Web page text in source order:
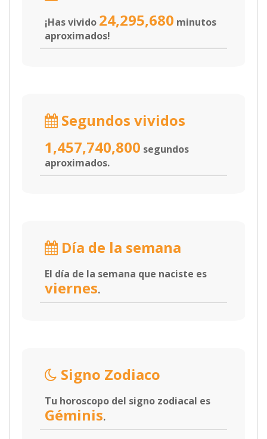
¡Has vivido 24,295,680 minutos
aproximados!
Segundos vividos
1,457,740,800 segundos
aproximados.
Día de la semana
El día de la semana que naciste es
viernes.
Signo Zodiaco
Tu horoscopo del signo zodiacal es
Géminis.